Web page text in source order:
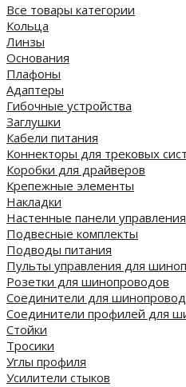
Все товары категории
Кольца
Линзы
Основания
Плафоны
Адаптеры
Гибочные устройства
Заглушки
Кабели питания
Коннекторы для трековых
Коробки для драйверов
Крепежные элементы
Накладки
Настенные панели управления
Подвесные комплекты
Подводы питания
Пульты управления для
Розетки для шинопроводов
Соединители для
Соединители профилей для
Стойки
Тросики
Углы профиля
Усилители стыков